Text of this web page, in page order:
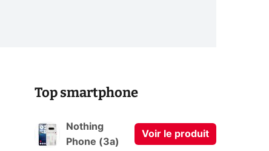
Top smartphone
Nothing
Phone (3a)
Voir le produit